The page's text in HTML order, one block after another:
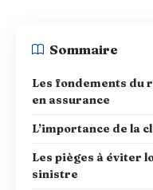
Sommaire
Les fondements du
en assurance
L’importance de la
Les pièges à éviter
sinistre